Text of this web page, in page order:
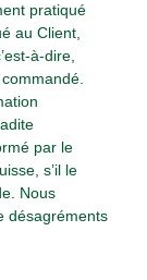
pratiqué
au Client,
à-dire,
par le
s’il le
Nous
désagréments